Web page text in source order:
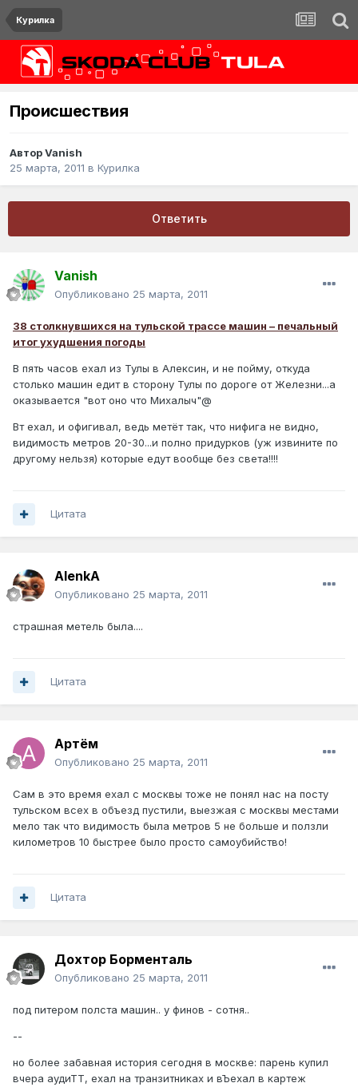
Курилка
Происшествия
АвторVanish
25 марта, 2011 в Курилка
Ответить
Vanish
Опубликовано 25 марта, 2011
38 столкнувшихся на тульской трассе машин – печальный
итог ухудшения погоды
В пять часов ехал из Тулы в Алексин, и не пойму, откуда
столько машин едит в сторону Тулы по дороге от Железни...а
оказывается "вот оно что Михалыч"@
Вт ехал, и офигивал, ведь метёт так, что нифига не видно,
видимость метров 20-30...и полно придурков (уж извините по
другому нельзя) которые едут вообще без света!!!!
Цитата
AlenkA
Опубликовано 25 марта, 2011
страшная метель была....
Цитата
Артём
Опубликовано 25 марта, 2011
Сам в это время ехал с москвы тоже не понял нас на посту
тульском всех в объезд пустили, выезжая с москвы местами
мело так что видимость была метров 5 не больше и ползли
километров 10 быстрее было просто самоубийство!
Цитата
Дохтор Борменталь
Опубликовано 25 марта, 2011
под питером полста машин.. у финов - сотня..
--
но более забавная история сегодня в москве: парень купил
вчера аудиТТ, ехал на транзитниках и вЪехал в картеж